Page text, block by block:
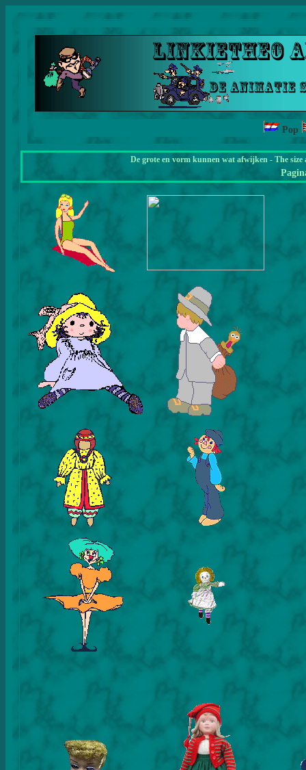
Pop
De grote en vorm kunnen wat afwijken - The